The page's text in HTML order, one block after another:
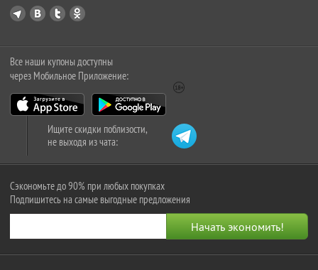
Все наши купоны доступны
через Мобильное Приложение:
Ищите скидки поблизости,
не выходя из чата:
Сэкономьте до 90% при любых покупках
Подпишитесь на самые выгодные предложения